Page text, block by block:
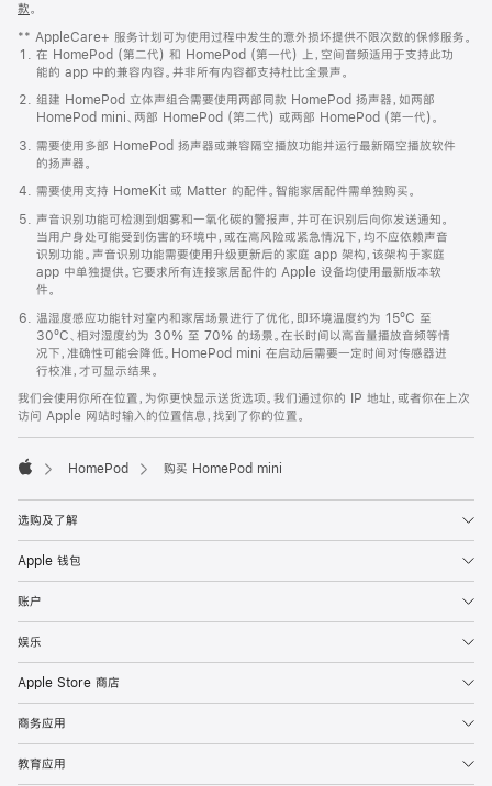
款。
窗
口
中
打
开)
** AppleCare+ 服务计划可为使用过程中发生的意外损坏提供不限次数的保修服务。
在 HomePod (第二代) 和 HomePod (第一代) 上，空间音频适用于支持此功
能的 app 中的兼容内容。并非所有内容都支持杜比全景声。
组建 HomePod 立体声组合需要使用两部同款 HomePod 扬声器，如两部
HomePod mini、两部 HomePod (第二代) 或两部 HomePod (第一代)。
需要使用多部 HomePod 扬声器或兼容隔空播放功能并运行最新隔空播放软件
的扬声器。
需要使用支持 HomeKit 或 Matter 的配件。智能家居配件需单独购买。
声音识别功能可检测到烟雾和一氧化碳的警报声，并可在识别后向你发送通知。
当用户身处可能受到伤害的环境中，或在高风险或紧急情况下，均不应依赖声音
识别功能。声音识别功能需要使用升级更新后的家庭 app 架构，该架构于家庭
app 中单独提供。它要求所有连接家居配件的 Apple 设备均使用最新版本软
件。
温湿度感应功能针对室内和家居场景进行了优化，即环境温度约为 15ºC 至
30ºC、相对湿度约为 30% 至 70% 的场景。在长时间以高音量播放音频等情
况下，准确性可能会降低。HomePod mini 在启动后需要一定时间对传感器进
行校准，才可显示结果。
我们会使用你所在位置，为你更快显示送货选项。我们通过你的 IP 地址，或者你在上次
访问 Apple 网站时输入的位置信息，找到了你的位置。
HomePod 购买 HomePod mini
选购及了解
Apple 钱包
账户
娱乐
Apple Store 商店
商务应用
教育应用